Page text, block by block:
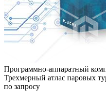
Программно-аппаратный
Трехмерный атлас паровых
по запросу